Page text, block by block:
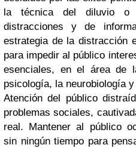
la técnica del diluvio o
distracciones y de
estrategia de la distracción
para impedir al público
esenciales, en el área de
psicología, la neurobiología
Atención del público
problemas sociales,
real. Mantener al público
sin ningún tiempo para